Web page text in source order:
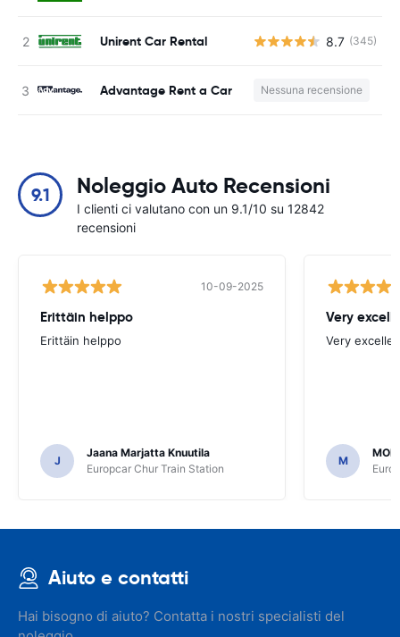
Unirent Car Rental 8.7 (345)
Advantage Rent a Car Nessuna recensione
9.1 Noleggio Auto Recensioni
I clienti ci valutano con un 9.1/10 su 12842
recensioni
10-09-2025
Erittäin helppo
Erittäin helppo
J
Jaana Marjatta Knuutila
Europcar Chur Train Station
Very
Very
M
Aiuto e contatti
Hai bisogno di aiuto? Contatta i nostri specialisti del